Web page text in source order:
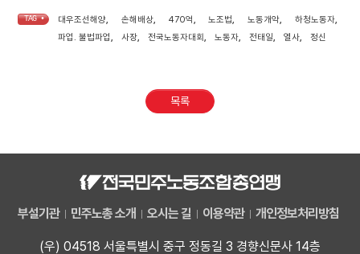
TAG • 대우조선해양, 손해배상, 470억, 노조법, 노동개악, 하청노동자,
파업. 불법파업, 사장, 전국노동자대회, 노동자, 전태일, 열사, 정신
목록
부설기관 민주노총 소개 오시는 길 이용약관 개인정보처리방침
(우) 04518 서울특별시 중구 정동길 3 경향신문사 14층